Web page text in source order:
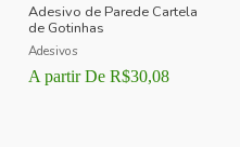
Adesivo de Parede Cartela
de Gotinhas
Adesivos
A partir De R$30,08